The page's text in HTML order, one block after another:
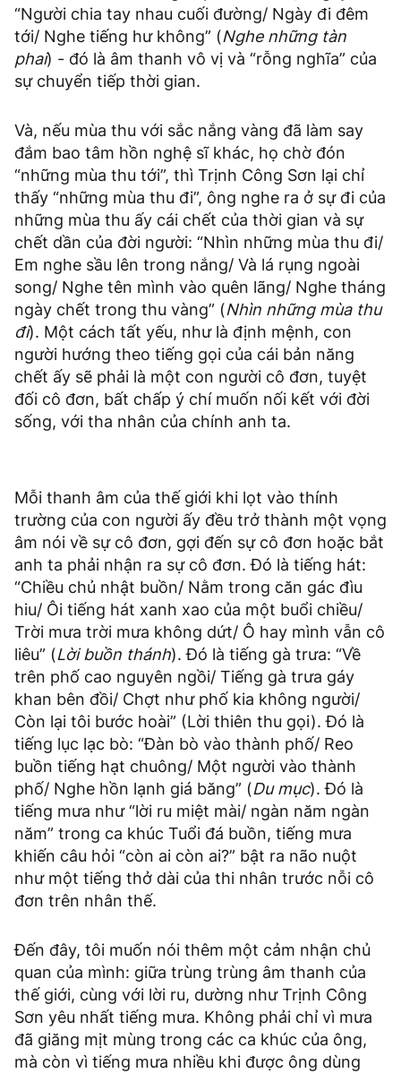
“Người chia tay nhau cuối đường/ Ngày đi đêm
tới/ Nghe tiếng hư không” (Nghe những tàn
phai) - đó là âm thanh vô vị và “rỗng nghĩa” của
sự chuyển tiếp thời gian.
Và, nếu mùa thu với sắc nắng vàng đã làm say
đắm bao tâm hồn nghệ sĩ khác, họ chờ đón
“những mùa thu tới”, thì Trịnh Công Sơn lại chỉ
thấy “những mùa thu đi”, ông nghe ra ở sự đi của
những mùa thu ấy cái chết của thời gian và sự
chết dần của đời người: “Nhìn những mùa thu đi/
Em nghe sầu lên trong nắng/ Và lá rụng ngoài
song/ Nghe tên mình vào quên lãng/ Nghe tháng
ngày chết trong thu vàng” (Nhìn những mùa thu
đi). Một cách tất yếu, như là định mệnh, con
người hướng theo tiếng gọi của cái bản năng
chết ấy sẽ phải là một con người cô đơn, tuyệt
đối cô đơn, bất chấp ý chí muốn nối kết với đời
sống, với tha nhân của chính anh ta.
Mỗi thanh âm của thế giới khi lọt vào thính
trường của con người ấy đều trở thành một vọng
âm nói về sự cô đơn, gợi đến sự cô đơn hoặc bắt
anh ta phải nhận ra sự cô đơn. Đó là tiếng hát:
“Chiều chủ nhật buồn/ Nằm trong căn gác đìu
hiu/ Ôi tiếng hát xanh xao của một buổi chiều/
Trời mưa trời mưa không dứt/ Ô hay mình vẫn cô
liêu” (Lời buồn thánh). Đó là tiếng gà trưa: “Về
trên phố cao nguyên ngồi/ Tiếng gà trưa gáy
khan bên đồi/ Chợt như phố kia không người/
Còn lại tôi bước hoài” (Lời thiên thu gọi). Đó là
tiếng lục lạc bò: “Đàn bò vào thành phố/ Reo
buồn tiếng hạt chuông/ Một người vào thành
phố/ Nghe hồn lạnh giá băng” (Du mục). Đó là
tiếng mưa như “lời ru miệt mài/ ngàn năm ngàn
năm” trong ca khúc Tuổi đá buồn, tiếng mưa
khiến câu hỏi “còn ai còn ai?” bật ra não nuột
như một tiếng thở dài của thi nhân trước nỗi cô
đơn trên nhân thế.
Đến đây, tôi muốn nói thêm một cảm nhận chủ
quan của mình: giữa trùng trùng âm thanh của
thế giới, cùng với lời ru, dường như Trịnh Công
Sơn yêu nhất tiếng mưa. Không phải chỉ vì mưa
đã giăng mịt mùng trong các ca khúc của ông,
mà còn vì tiếng mưa nhiều khi được ông dùng